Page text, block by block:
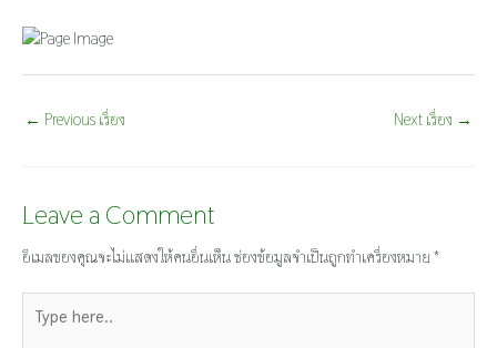
← Previous เรื่อง Next เรื่อง →
Leave a Comment
อีเมลของคุณจะไม่แสดงให้คนอื่นเห็นช่องข้อมูลจำเป็นถูกทำเครื่องหมาย *
here..